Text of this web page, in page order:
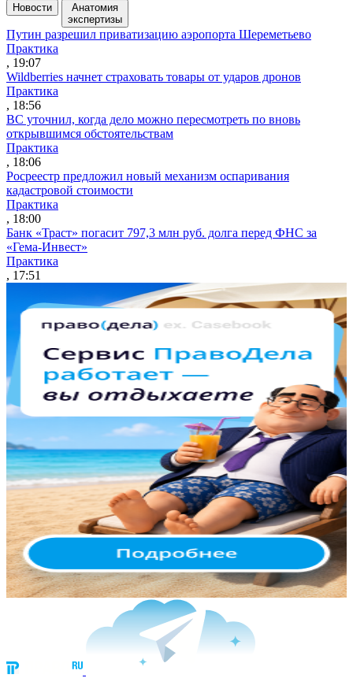
Новости
Анатомия
экспертизы
Путин разрешил приватизацию аэропорта Шереметьево
Практика
, 19:07
Wildberries начнет страховать товары от ударов дронов
Практика
, 18:56
ВС уточнил, когда дело можно пересмотреть по вновь
открывшимся обстоятельствам
Практика
, 18:06
Росреестр предложил новый механизм оспаривания
кадастровой стоимости
Практика
, 18:00
Банк «Траст» погасит 797,3 млн руб. долга перед ФНС за
«Гема-Инвест»
Практика
, 17:51